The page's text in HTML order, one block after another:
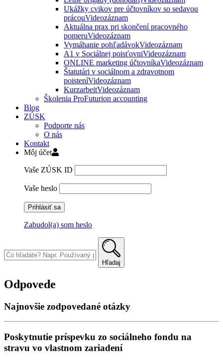
Ukážky cvikov pre účtovníkov so sedavou
prácouVideozáznam
Aktuálna prax pri skončení pracovného
pomeruVideozáznam
Vymáhanie pohľadávokVideozáznam
A1 v Sociálnej poisťovniVideozáznam
ONLINE marketing účtovníkaVideozáznam
Štatutári v sociálnom a zdravotnom
poisteníVideozáznam
KurzarbeitVideozáznam
Školenia ProFuturion accounting
Blog
ZÚSK
Podporte nás
O nás
Kontakt
Môj účet
Vaše ZÚSK ID
Vaše heslo
Zabudol(a) som heslo
to
content
Hľadaj
Odpovede
Najnovšie zodpovedané otázky
Poskytnutie príspevku zo sociálneho fondu na
stravu vo vlastnom zariadení